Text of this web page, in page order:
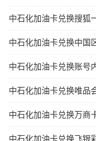
中石化加油卡兑换搜狐
中石化加油卡兑换中国
中石化加油卡兑换账号
中石化加油卡兑换唯品
中石化加油卡兑换万商
中石化加油卡兑换飞银